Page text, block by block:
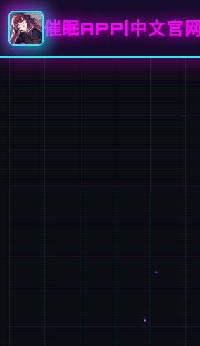
催眠APP|中文官网